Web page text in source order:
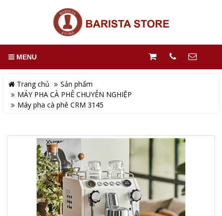
MENU
Trang chủ
Sản phẩm
MÁY PHA CÀ PHÊ CHUYÊN NGHIỆP
Máy pha cà phê CRM 3145